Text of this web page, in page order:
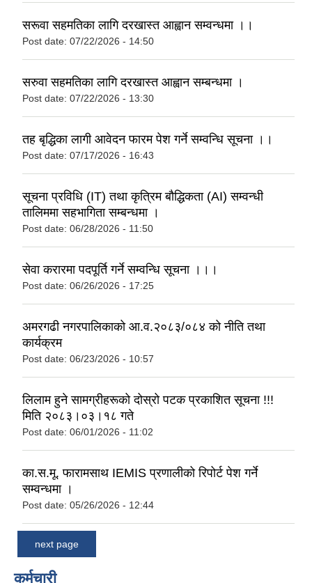
सरूवा सहमतिका लागि दरखास्त आह्वान सम्वन्धमा ।।
Post date: 07/22/2026 - 14:50
सरुवा सहमतिका लागि दरखास्त आह्वान सम्बन्धमा ।
Post date: 07/22/2026 - 13:30
तह बृद्धिका लागी आवेदन फारम पेश गर्ने सम्वन्धि सूचना ।।
Post date: 07/17/2026 - 16:43
सूचना प्रविधि (IT) तथा कृत्रिम बौद्धिकता (AI) सम्वन्धी
तालिममा सहभागिता सम्बन्धमा ।
Post date: 06/28/2026 - 11:50
सेवा करारमा पदपूर्ति गर्ने सम्वन्धि सूचना ।।।
Post date: 06/26/2026 - 17:25
अमरगढी नगरपालिकाको आ.व.२०८३/०८४ को नीति तथा
कार्यक्रम
Post date: 06/23/2026 - 10:57
लिलाम हुने सामग्रीहरूको दोस्रो पटक प्रकाशित सूचना !!!
मिति २०८३।०३।१८ गते
Post date: 06/01/2026 - 11:02
का.स.मू. फारामसाथ IEMIS प्रणालीको रिपोर्ट पेश गर्ने
सम्वन्धमा ।
Post date: 05/26/2026 - 12:44
next page
कर्मचारी